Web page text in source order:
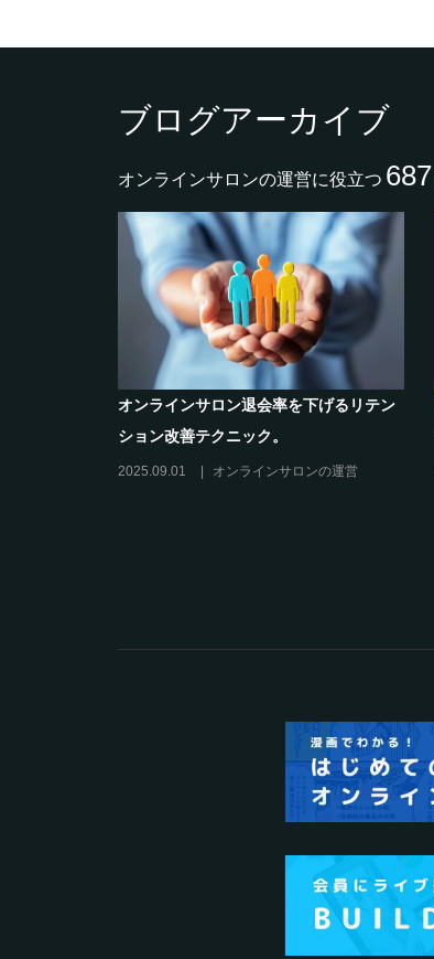
ブログアーカイブ
オンラインサロンの運営に役立つ 687
シリーズ連載【運営者のお悩み解決】コ
コがポイント！リスキリングサロン運営
必須3箇条